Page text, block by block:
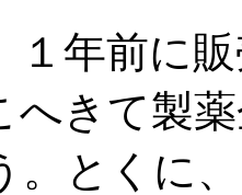
年前に
へきて製
。とくに